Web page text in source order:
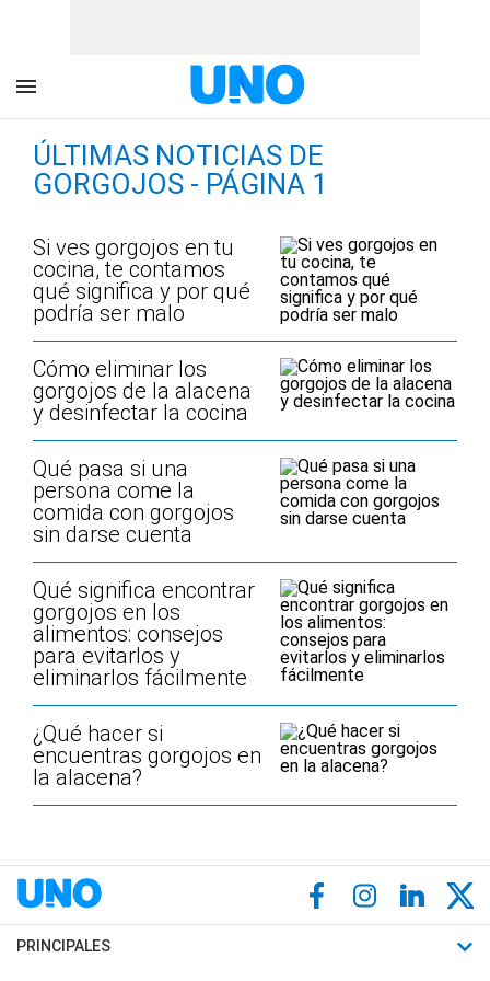
ÚLTIMAS NOTICIAS DE
GORGOJOS - PÁGINA 1
Si ves gorgojos en tu
cocina, te contamos
qué significa y por qué
podría ser malo
Cómo eliminar los
gorgojos de la alacena
y desinfectar la cocina
Qué pasa si una
persona come la
comida con gorgojos
sin darse cuenta
Qué significa encontrar
gorgojos en los
alimentos: consejos
para evitarlos y
eliminarlos fácilmente
¿Qué hacer si
encuentras gorgojos en
la alacena?
PRINCIPALES